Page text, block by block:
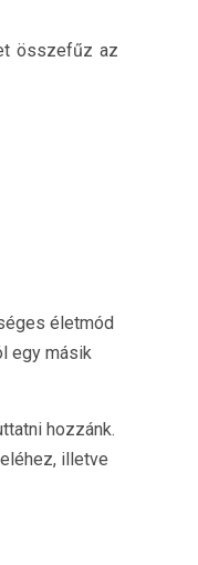
összefűz az
életmód
egy másik
hozzánk.
illetve